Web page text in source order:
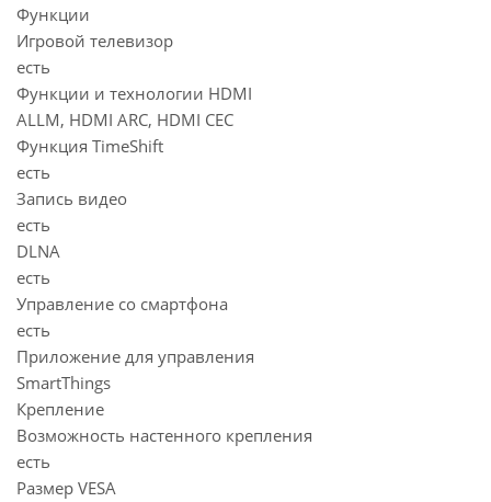
Функции
Игровой телевизор
есть
Функции и технологии HDMI
ALLM, HDMI ARC, HDMI CEC
Функция TimeShift
есть
Запись видео
есть
DLNA
есть
Управление со смартфона
есть
Приложение для управления
SmartThings
Крепление
Возможность настенного крепления
есть
Размер VESA